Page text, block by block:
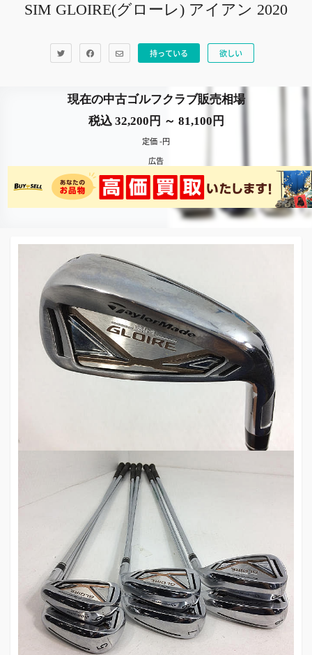
SIM GLOIRE(グローレ) アイアン 2020
持っている 欲しい
現在の中古ゴルフクラブ販売相場
税込 32,200円 ～ 81,100円
定価 -円
広告